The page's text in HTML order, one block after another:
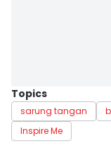
Topics
sarung tangan
Inspire Me